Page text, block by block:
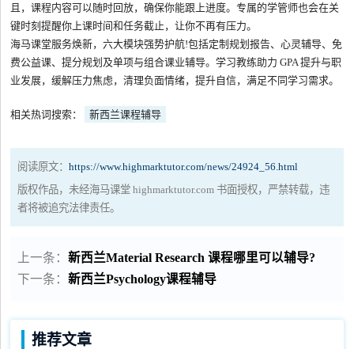
且，课程内容可以随时回放，确保你能跟上进度。专属的学管师也会在关
键时刻提醒你上课时间和任务截止，让你不再有压力。
海马课堂服务焕新，六大模块强势护航!包括定制规划报告、心灵辅导、免
费公益课、提分规划及单项与组合课业辅导。学习教练助力 GPA 提升与职
业发展，缓解压力焦虑，清理负面情绪，提升自信，满足不同学习需求。
相关热词搜索： 新西兰课程辅导
阅读原文：https://www.highmarktutor.com/news/24924_56.html
版权作品，未经海马课堂 highmarktutor.com 书面授权，严禁转载，违
者将被追究法律责任。
上一条：新西兰Material Research 课程哪里可以辅导?
下一条：新西兰Psychology课程辅导
推荐文章